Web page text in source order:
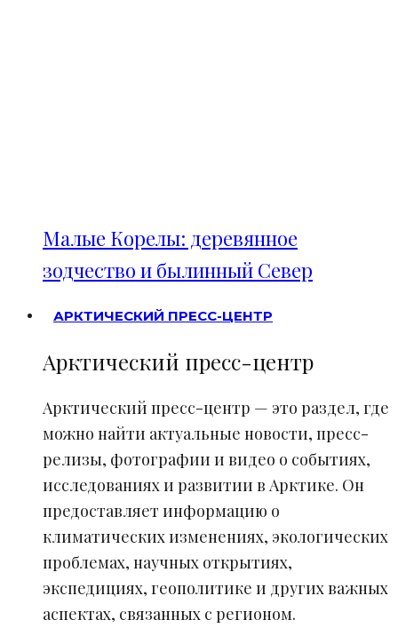
Малые Корелы: деревянное
зодчество и былинный Север
АРКТИЧЕСКИЙ ПРЕСС-ЦЕНТР
Арктический пресс-центр
Арктический пресс-центр — это раздел, где
можно найти актуальные новости, пресс-
релизы, фотографии и видео о событиях,
исследованиях и развитии в Арктике. Он
предоставляет информацию о
климатических изменениях, экологических
проблемах, научных открытиях,
экспедициях, геополитике и других важных
аспектах, связанных с регионом.